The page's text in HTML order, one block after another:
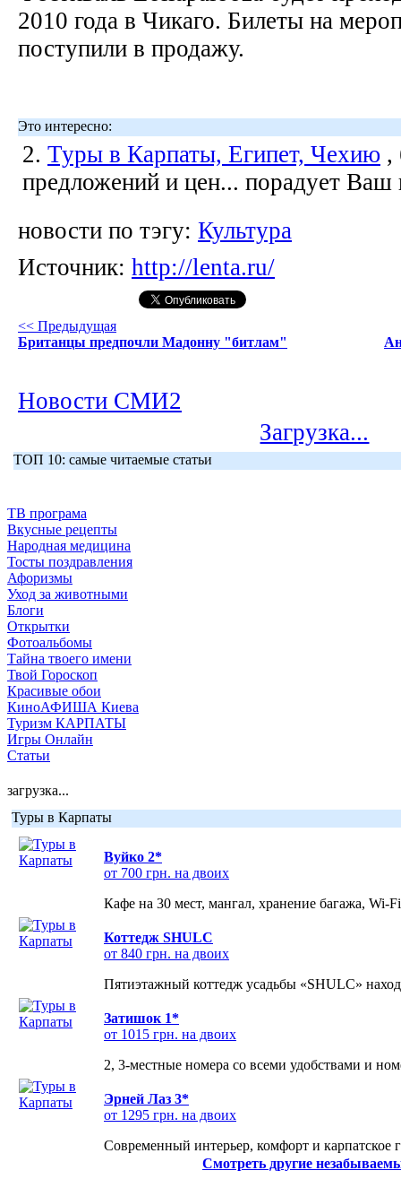
2010 года в Чикаго. Билеты на
поступили в продажу.
Это интересно:
2. Туры в Карпаты, Египет, Чехию ,
предложений и цен... порадует Ваш
новости по тэгу: Культура
Источник: http://lenta.ru/
<< Предыдущая
Британцы предпочли Мадонну "битлам"
Новости СМИ2
Загрузка...
ТОП 10: самые читаемые статьи
ТВ програма
Вкусные рецепты
Народная медицина
Тосты поздравления
Афоризмы
Уход за животными
Блоги
Открытки
Фотоальбомы
Тайна твоего имени
Твой Гороскоп
Красивые обои
КиноАФИША Киева
Туризм КАРПАТЫ
Игры Онлайн
Статьи
загрузка...
Туры в Карпаты
Вуйко 2*
от 700 грн. на двоих
Кафе на 30 мест, мангал, хранение багажа, Wi-
Коттедж SHULC
от 840 грн. на двоих
Пятиэтажный коттедж усадьбы «SHULC»
Затишок 1*
от 1015 грн. на двоих
2, 3-местные номера со всеми удобствами и
Эрней Лаз 3*
от 1295 грн. на двоих
Современный интерьер, комфорт и карпатское
Смотреть другие